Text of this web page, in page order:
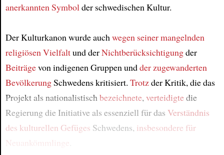
anerkannten Symbol der schwedischen Kultur.
Der Kulturkanon wurde auch wegen seiner mangelnden
religiösen Vielfaltund derNichtberücksichtigungder
Beiträgevon indigenen Gruppen undder zugewanderten
BevölkerungSchwedens kritisiert. Trotzder Kritik, die das
Projekt als nationalistisch bezeichnete, verteidigtedie
Regierung die Initiative als essenziell für das Verständnis
des kulturellen Gefüges Schwedens, insbesondere für
Neuankömmlinge